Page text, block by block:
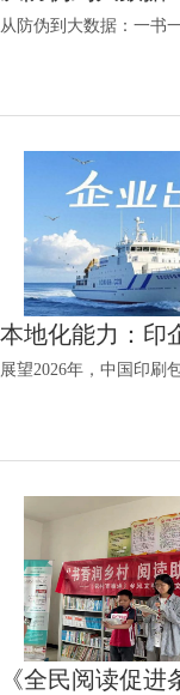
从防伪到大数据：一书
本地化能力：印
展望2026年，中国印刷
《全民阅读促